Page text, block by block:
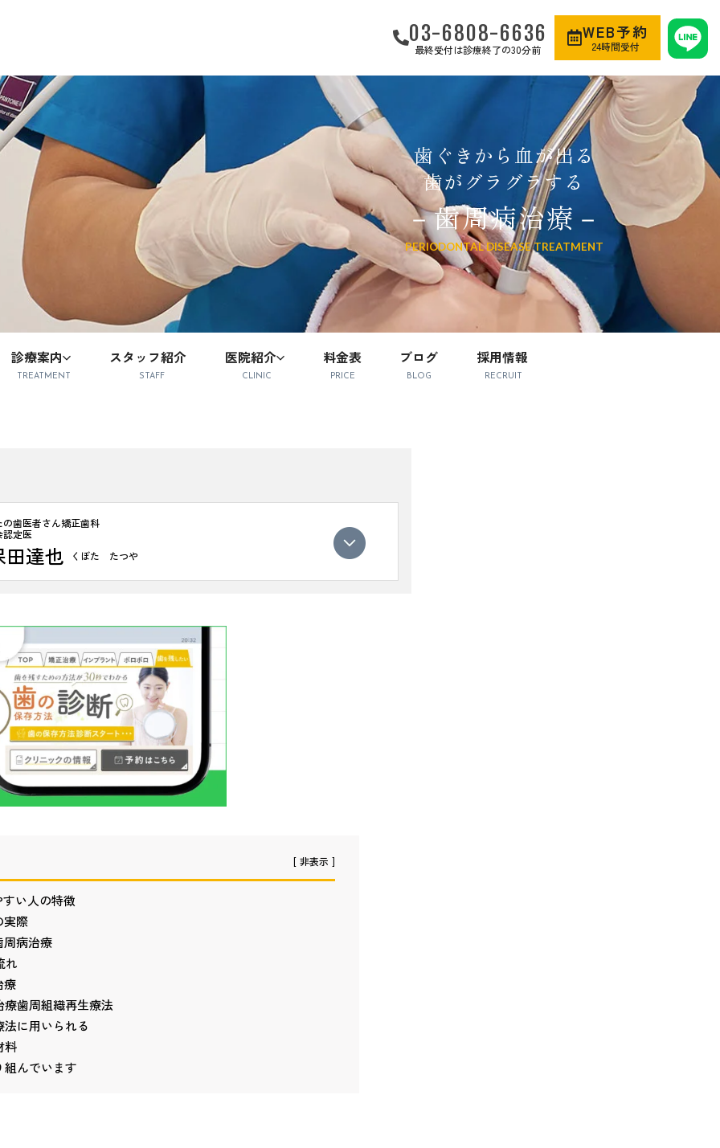
03-6808-6636
最終受付は診療終了の30分前
WEB予約
24時間受付
歯ぐきから血が出る
歯がグラグラする
－歯周病治療－
PERIODONTAL DISEASE TREATMENT
TREATMENT
診療案内
STAFF
スタッフ紹介
CLINIC
医院紹介
PRICE
料金表
BLOG
ブログ
RECRUIT
採用情報
歯医者さん矯正歯科
認定医
田達也 くぼた たつや
求し、矯正や補綴、咬み合わせ診断を組み合わせた包括的なアプロー
た口腔環境を目指しています。
ンを活用し、わずかな変化も見逃さず管理。いびき治療や栄養・スト
み込み、全身の健康寿命を延ばすサポートを行っています。
反映し、長く健康な口腔状態を維持できるよう努めています。
非表示
い人の特徴
実際
周病治療
れ
療
歯周組織再生療法
に用いられる
料
組んでいます